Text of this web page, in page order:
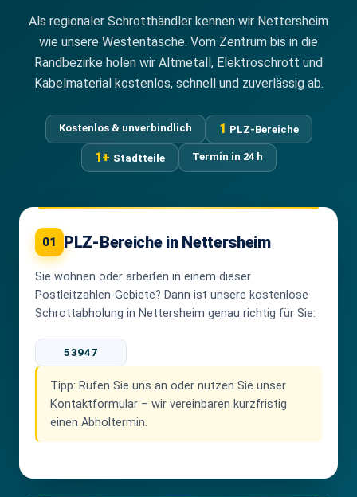
Als regionaler Schrotthändler kennen wir Nettersheim
wie unsere Westentasche. Vom Zentrum bis in die
Randbezirke holen wir Altmetall, Elektroschrott und
Kabelmaterial kostenlos, schnell und zuverlässig ab.
Kostenlos & unverbindlich 1 PLZ-Bereiche
1+ Stadtteile Termin in 24 h
01 PLZ-Bereiche in Nettersheim
Sie wohnen oder arbeiten in einem dieser
Postleitzahlen-Gebiete? Dann ist unsere kostenlose
Schrottabholung in Nettersheim genau richtig für Sie:
53947
Tipp: Rufen Sie uns an oder nutzen Sie unser
Kontaktformular – wir vereinbaren kurzfristig
einen Abholtermin.